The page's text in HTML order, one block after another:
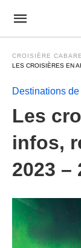
CROISIÈRE
LES CROISIÈRES EN
Destinations
Les
infos,
2023 –